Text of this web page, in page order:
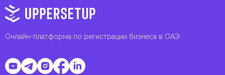
Онлайн-платформа по регистрации бизнеса в ОАЭ